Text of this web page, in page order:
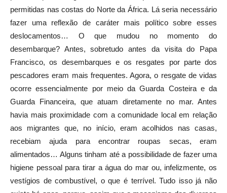
permitidas nas costas do Norte da África. Lá seria necessário
fazer uma reflexão de caráter mais político sobre esses
deslocamentos… O que mudou no momento do
desembarque? Antes, sobretudo antes da visita do Papa
Francisco, os desembarques e os resgates por parte dos
pescadores eram mais frequentes. Agora, o resgate de vidas
ocorre essencialmente por meio da Guarda Costeira e da
Guarda Financeira, que atuam diretamente no mar. Antes
havia mais proximidade com a comunidade local em relação
aos migrantes que, no início, eram acolhidos nas casas,
recebiam ajuda para encontrar roupas secas, eram
alimentados… Alguns tinham até a possibilidade de fazer uma
higiene pessoal para tirar a água do mar ou, infelizmente, os
vestígios de combustível, o que é terrível. Tudo isso já não